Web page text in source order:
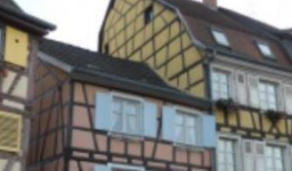
voir la réalisation